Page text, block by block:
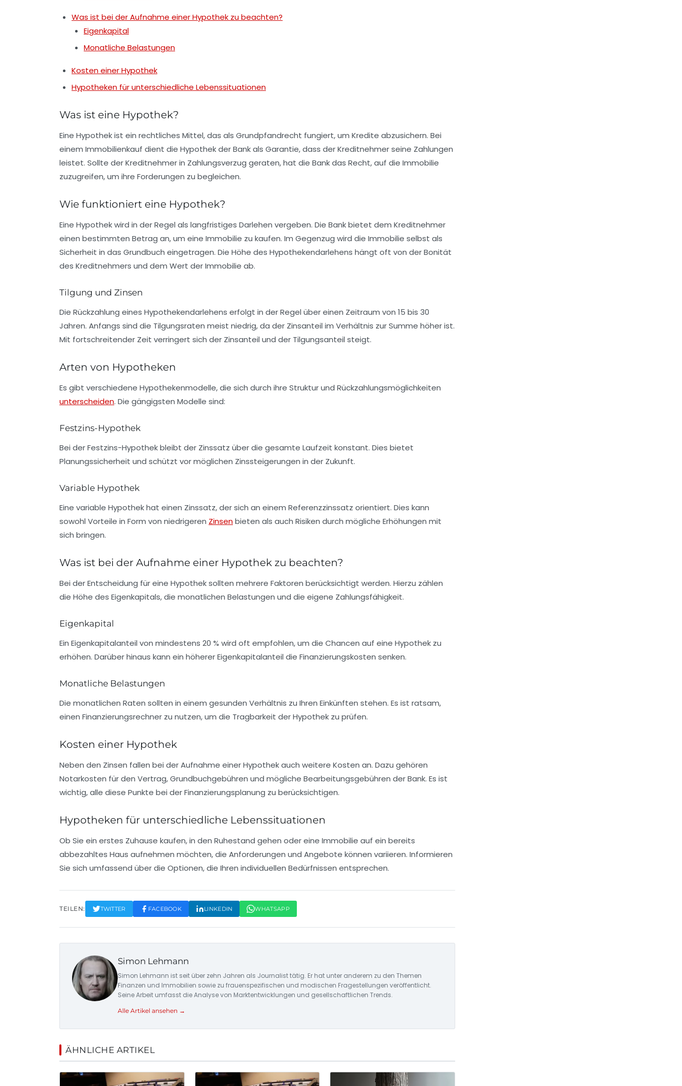
Was ist bei der Aufnahme einer Hypothek zu beachten?
Eigenkapital
Monatliche Belastungen
Kosten einer Hypothek
Hypotheken für unterschiedliche Lebenssituationen
Was ist eine Hypothek?
Eine Hypothekist ein rechtliches Mittel, das als Grundpfandrecht fungiert, um Kredite abzusichern. Bei
einem Immobilienkauf dient die Hypothek der Bank als Garantie, dass der Kreditnehmer seine Zahlungen
leistet. Sollte der Kreditnehmer in Zahlungsverzug geraten, hat die Bank das Recht, auf die Immobilie
zuzugreifen, um ihre Forderungen zu begleichen.
Wie funktioniert eine Hypothek?
Eine Hypothekwird in der Regel als langfristiges Darlehen vergeben. Die Bank bietet dem Kreditnehmer
einen bestimmten Betrag an, um eine Immobilie zu kaufen. Im Gegenzug wird die Immobilie selbst als
Sicherheit in das Grundbuch eingetragen. Die Höhe des Hypothekendarlehens hängt oft von der Bonität
des Kreditnehmers und dem Wert der Immobilie ab.
Tilgung und Zinsen
Die Rückzahlung eines Hypothekendarlehens erfolgt in der Regel über einen Zeitraum von 15 bis 30
Jahren. Anfangs sind die Tilgungsraten meist niedrig, da der Zinsanteil im Verhältnis zur Summe höher ist.
Mit fortschreitender Zeit verringert sich der Zinsanteil und der Tilgungsanteil steigt.
Arten von Hypotheken
Es gibt verschiedene Hypothekenmodelle, die sich durch ihre Struktur und Rückzahlungsmöglichkeiten
unterscheiden. Die gängigsten Modelle sind:
Festzins-Hypothek
Bei der Festzins-Hypothek bleibt der Zinssatz über die gesamte Laufzeit konstant. Dies bietet
Planungssicherheit und schützt vor möglichen Zinssteigerungen in der Zukunft.
Variable Hypothek
Eine variable Hypothek hat einen Zinssatz, der sich an einem Referenzzinssatz orientiert. Dies kann
sowohl Vorteile in Form von niedrigeren Zinsenbieten als auch Risiken durch mögliche Erhöhungen mit
sich bringen.
Was ist bei der Aufnahme einer Hypothek zu beachten?
Bei der Entscheidung für eine Hypotheksollten mehrere Faktoren berücksichtigt werden. Hierzu zählen
die Höhe des Eigenkapitals, die monatlichen Belastungen und die eigene Zahlungsfähigkeit.
Eigenkapital
Ein Eigenkapitalanteil von mindestens 20 % wird oft empfohlen, um die Chancen auf eine Hypothek zu
erhöhen. Darüber hinaus kann ein höherer Eigenkapitalanteil die Finanzierungskosten senken.
Monatliche Belastungen
Die monatlichen Raten sollten in einem gesunden Verhältnis zu Ihren Einkünften stehen. Es ist ratsam,
einen Finanzierungsrechner zu nutzen, um die Tragbarkeit der Hypothek zu prüfen.
Kosten einer Hypothek
Neben den Zinsen fallen bei der Aufnahme einer Hypothek auch weitere Kosten an. Dazu gehören
Notarkosten für den Vertrag, Grundbuchgebühren und mögliche Bearbeitungsgebühren der Bank. Es ist
wichtig, alle diese Punkte bei der Finanzierungsplanung zu berücksichtigen.
Hypotheken für unterschiedliche Lebenssituationen
Ob Sie ein erstes Zuhause kaufen, in den Ruhestand gehen oder eine Immobilie auf ein bereits
abbezahltes Haus aufnehmen möchten, die Anforderungen und Angebote können variieren. Informieren
Sie sich umfassend über die Optionen, die Ihren individuellen Bedürfnissen entsprechen.
TEILEN: TWITTER FACEBOOK LINKEDIN WHATSAPP
Simon Lehmann
Simon Lehmann ist seit über zehn Jahren als Journalist tätig. Er hat unter anderem zu den Themen
Finanzen und Immobilien sowie zu frauenspezifischen und modischen Fragestellungen veröffentlicht.
Seine Arbeit umfasst die Analyse von Marktentwicklungen und gesellschaftlichen Trends.
Alle Artikel ansehen →
ÄHNLICHE ARTIKEL